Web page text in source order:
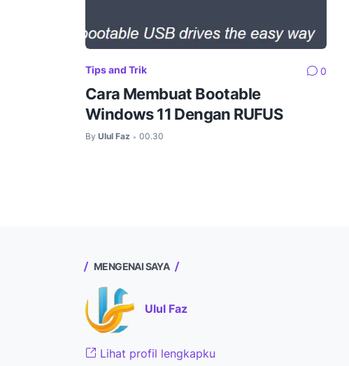
Tips and Trik 0
Cara Membuat Bootable
Windows 11 Dengan RUFUS
By Ulul Faz • 00.30
MENGENAI SAYA
Ulul Faz
Lihat profil lengkapku